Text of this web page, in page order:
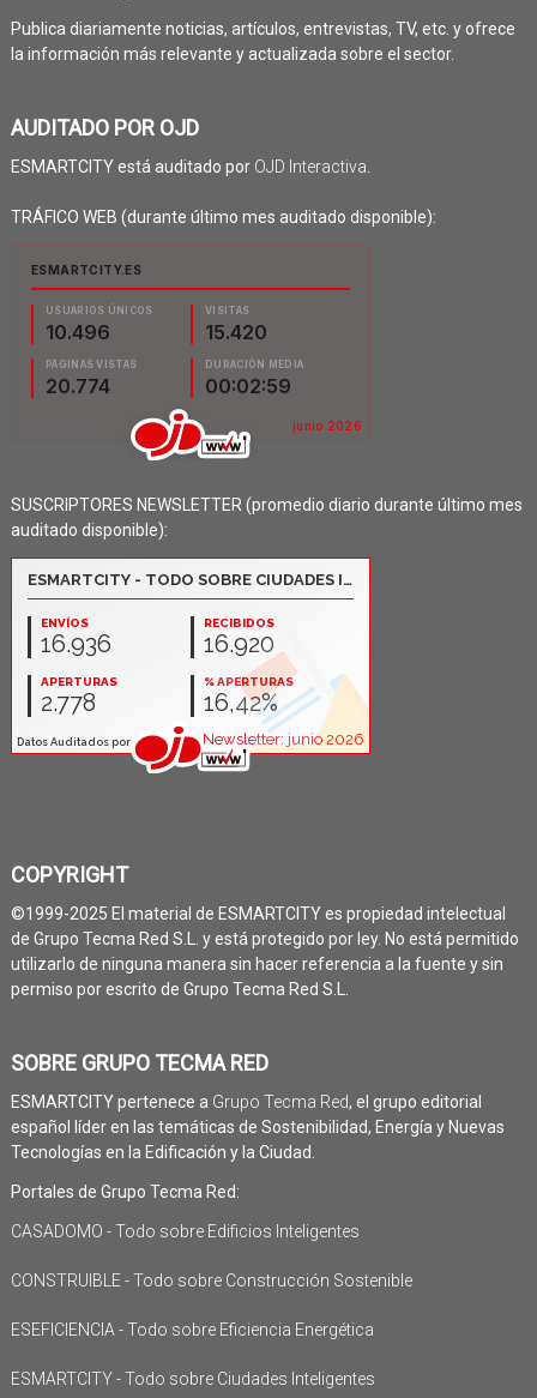
Publica diariamente noticias, artículos, entrevistas, TV, etc. y ofrece
la información más relevante y actualizada sobre el sector.
AUDITADO POR OJD
ESMARTCITY está auditado por OJD Interactiva
TRÁFICO WEB (durante último mes auditado disponible):
SUSCRIPTORES NEWSLETTER (promedio diario durante último mes
auditado disponible):
COPYRIGHT
©1999-2025 El material de ESMARTCITY es propiedad intelectual
de Grupo Tecma Red S.L. y está protegido por ley. No está permitido
utilizarlo de ninguna manera sin hacer referencia a la fuente y sin
permiso por escrito de Grupo Tecma Red S.L.
SOBRE GRUPO TECMA RED
ESMARTCITY pertenece a Grupo Tecma Red, el grupo editorial
español líder en las temáticas de Sostenibilidad, Energía y Nuevas
Tecnologías en la Edificación y la Ciudad.
Portales de Grupo Tecma Red:
CASADOMO - Todo sobre Edificios Inteligentes
CONSTRUIBLE - Todo sobre Construcción Sostenible
ESEFICIENCIA - Todo sobre Eficiencia Energética
ESMARTCITY - Todo sobre Ciudades Inteligentes